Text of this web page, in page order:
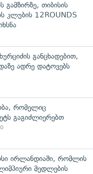
გამზირზე, თიბისის
კლუბის 12ROUNDS
განცხადებით,
ადრე დატოვებს
რომელიც
გაგიძლიერებთ
ირლანდიაში, რომლის
მედლების